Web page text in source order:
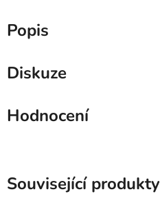
Popis
Diskuze
Hodnocení
Související produkty